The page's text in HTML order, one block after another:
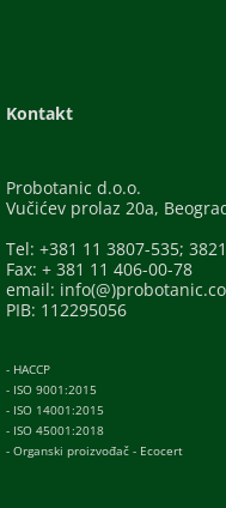
Kontakt
Probotanic d.o.o.
Vučićev prolaz 20a,
Tel: +381 11 3807-535;
Fax: + 381 11 406-00-78
email:
PIB: 112295056
- HACCP
- ISO 9001:2015
- ISO 14001:2015
- ISO 45001:2018
- Organski proizvođač - Ecocert